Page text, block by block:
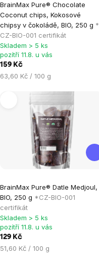
BrainMax Pure® Chocolate
Coconut chips, Kokosové
chipsy v čokoládě, BIO, 250 g *
CZ-BIO-001 certifikát
hodnocení
produktu
je
5,0
z
Skladem > 5 ks
pozítří 11.8. u vás
159 Kč
Měrná
63,60 Kč / 100 g
BrainMax Pure® Datle Medjoul,
BIO, 250 g *CZ-BIO-001
certifikát
hodnocení
produktu
je
5,0
z
5
Skladem > 5 ks
pozítří 11.8. u vás
129 Kč
Měrná
51,60 Kč / 100 g